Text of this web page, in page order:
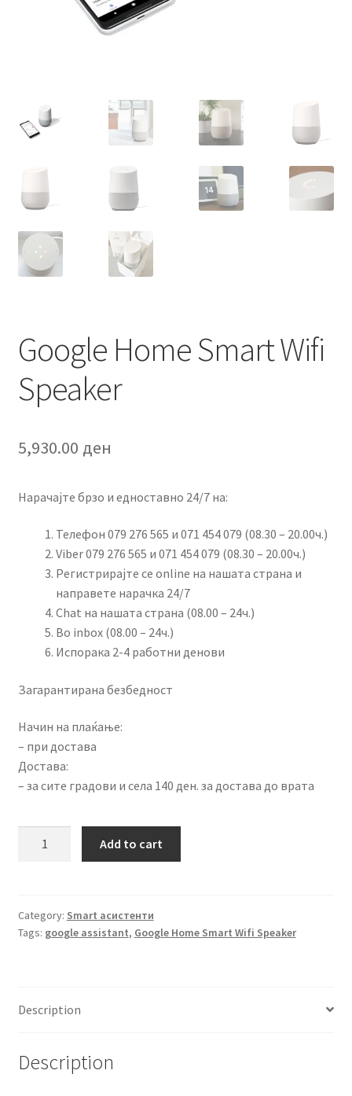
Google Home Smart Wifi
Speaker
5,930.00 ден
Нарачајте брзо и едноставно 24/7 на:
Телефон 079 276 565 и 071 454 079 (08.30 – 20.00ч.)
Viber 079 276 565 и 071 454 079 (08.30 – 20.00ч.)
Регистрирајте се online на нашата страна и
направете нарачка 24/7
Chat на нашата страна (08.00 – 24ч.)
Во inbox (08.00 – 24ч.)
Испорака 2-4 работни денови
Загарантирана безбедност
Начин на плаќање:
– при достава
Достава:
– за сите градови и села 140 ден. за достава до врата
Speaker
quantity
Add to cart
Category: Smart асистенти
Tags: google assistant, Google Home Smart Wifi Speaker
Description
Description